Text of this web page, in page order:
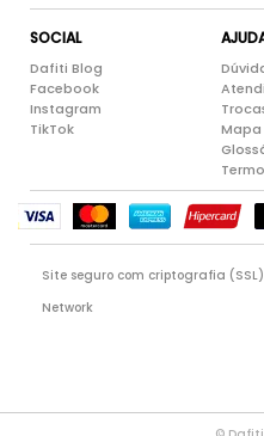
SOCIAL
Dafiti Blog
Facebook
Instagram
TikTok
Site seguro com criptografia
Network